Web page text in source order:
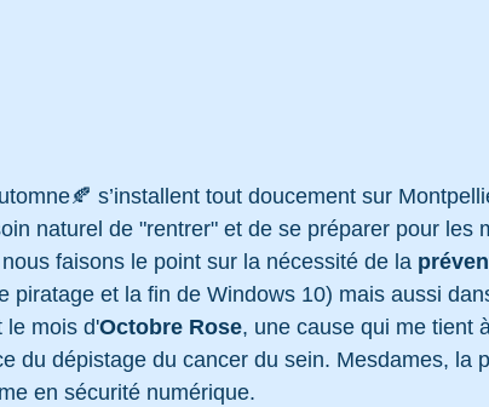
s’installent tout doucement sur
naturel de "rentrer" et de se préparer pour les
faisons le point sur la nécessité de la
piratage et la fin de Windows 10) mais aussi
le mois d'Octobre Rose, une cause qui me tient
du dépistage du cancer du sein. Mesdames, la
en sécurité numérique.